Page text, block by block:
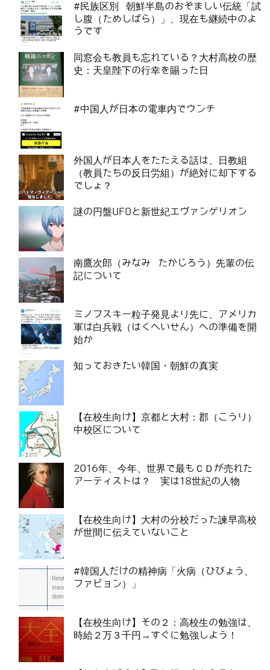
#民族区別 朝鮮半島のおぞましい伝統「試
し腹（ためしばら）」、現在も継続中のよ
うです
同窓会も教員も忘れている？大村高校の歴
史：天皇陛下の行幸を賜った日
#中国人が日本の電車内でウンチ
外国人が日本人をたたえる話は、日教組
（教員たちの反日労組）が絶対に却下する
でしょ？
謎の円盤UFOと新世紀エヴァンゲリオン
南鷹次郎（みなみ たかじろう）先輩の伝
記について
ミノフスキー粒子発見より先に、アメリカ
軍は白兵戦（はくへいせん）への準備を開
始か
知っておきたい韓国・朝鮮の真実
【在校生向け】京都と大村：郡（こうり）
中校区について
2016年、今年、世界で最もＣＤが売れた
アーティストは？ 実は18世紀の人物
【在校生向け】大村の分校だった諫早高校
が世間に伝えていないこと
#韓国人だけの精神病「火病（ひびょう、
ファビョン）」
【在校生向け】その２：高校生の勉強は、
時給２万３千円→すぐに勉強しよう！